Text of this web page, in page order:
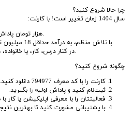
چرا حالا شروع کنید؟
سال 1404 زمان تغییر است! با کارنت:
105 هزار تومان پاداش اولیه بگیرید.
با تلاش منظم، به درآمد حداقل 18 میلیون تومان در ماه برسید.
در کنار درس، کار، یا خانواده، درآمد داشته باشید.
چگونه شروع کنید؟
کارنت را با کد معرف 794977 دانلود کنید.
ثبت‌نام کنید و پاداش اولیه را بگیرید.
فعالیتتان را با معرفی اپلیکیشن یا کار
با پشتیبانی مشورت کنید تا بهترین